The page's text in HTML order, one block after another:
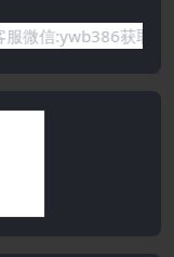
获取帮助！